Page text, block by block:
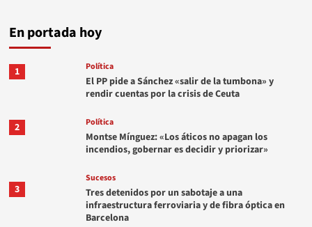
En portada hoy
1 Política
El PP pide a Sánchez «salir de la tumbona» y
rendir cuentas por la crisis de Ceuta
2 Política
Montse Mínguez: «Los áticos no apagan los
incendios, gobernar es decidir y priorizar»
3
Sucesos
Tres detenidos por un sabotaje a una
infraestructura ferroviaria y de fibra óptica en
Barcelona